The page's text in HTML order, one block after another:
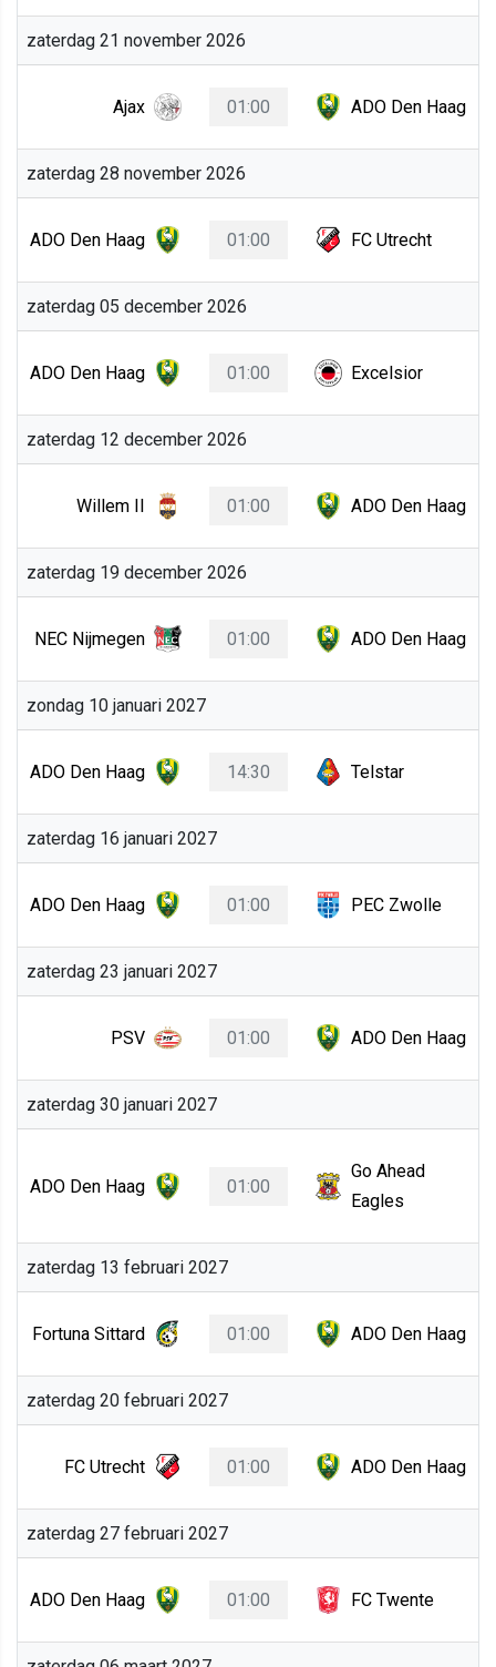
zaterdag 21 november 2026
Ajax 01:00 ADO Den Haag
zaterdag 28 november 2026
ADO Den Haag 01:00 FC Utrecht
zaterdag 05 december 2026
ADO Den Haag 01:00 Excelsior
zaterdag 12 december 2026
Willem II 01:00 ADO Den Haag
zaterdag 19 december 2026
NEC Nijmegen 01:00 ADO Den Haag
zondag 10 januari 2027
ADO Den Haag 14:30 Telstar
zaterdag 16 januari 2027
ADO Den Haag 01:00 PEC Zwolle
zaterdag 23 januari 2027
PSV 01:00 ADO Den Haag
zaterdag 30 januari 2027
ADO Den Haag 01:00
Go Ahead
Eagles
zaterdag 13 februari 2027
Fortuna Sittard 01:00 ADO Den Haag
zaterdag 20 februari 2027
FC Utrecht 01:00 ADO Den Haag
zaterdag 27 februari 2027
ADO Den Haag 01:00 FC Twente